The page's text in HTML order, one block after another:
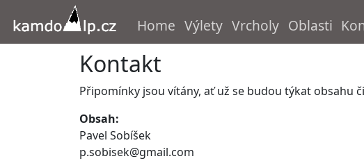
Home Výlety Vrcholy Oblasti
Kontakt
Připomínky jsou vítány, ať už se budou týkat obsahu
Obsah:
Pavel Sobíšek
p.sobisek@gmail.com